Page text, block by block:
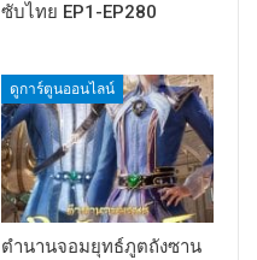
ซับไทย EP1-EP280
ดูการ์ตูนออนไลน์
ตำนานจอมยุทธ์ภูตถังซาน